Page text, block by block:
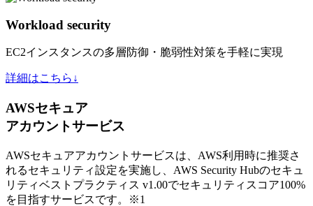
Workload security
EC2インスタンスの多層防御・脆弱性対策を手軽に実現
詳細はこちら↓
AWSセキュア
アカウントサービス
AWSセキュアアカウントサービスは、AWS利用時に推奨さ
れるセキュリティ設定を実施し、AWS Security Hubのセキュ
リティベストプラクティス v1.00でセキュリティスコア100%
を目指すサービスです。
※1